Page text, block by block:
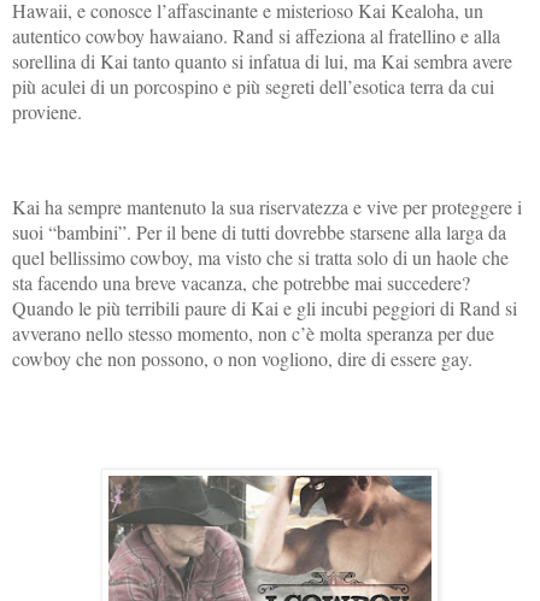
Hawaii, e conosce l’affascinante e misterioso Kai Kealoha, un
autentico cowboy hawaiano. Rand si affeziona al fratellino e alla
sorellina di Kai tanto quanto si infatua di lui, ma Kai sembra avere
più aculei di un porcospino e più segreti dell’esotica terra da cui
proviene.
Kai ha sempre mantenuto la sua riservatezza e vive per proteggere i
suoi “bambini”. Per il bene di tutti dovrebbe starsene alla larga da
quel bellissimo cowboy, ma visto che si tratta solo di un haole che
sta facendo una breve vacanza, che potrebbe mai succedere?
Quando le più terribili paure di Kai e gli incubi peggiori di Rand si
avverano nello stesso momento, non c’è molta speranza per due
cowboy che non possono, o non vogliono, dire di essere gay.